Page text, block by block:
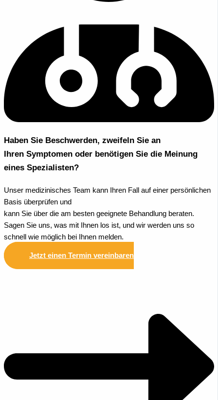
Haben Sie Beschwerden, zweifeln Sie an
Ihren Symptomen oder benötigen Sie die Meinung
eines Spezialisten?
Unser medizinisches Team kann Ihren Fall auf einer persönlichen
Basis überprüfen und
kann Sie über die am besten geeignete Behandlung beraten.
Sagen Sie uns, was mit Ihnen los ist, und wir werden uns so
schnell wie möglich bei Ihnen melden.
Jetzt einen Termin vereinbaren